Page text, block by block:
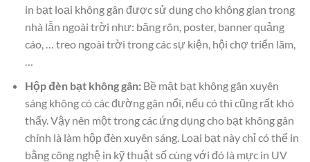
in bạt loại không gân được sử dụng cho không gian trong
nhà lẫn ngoài trời như: băng rôn, poster, banner quảng
cáo, … treo ngoài trời trong các sự kiện, hội chợ triển lãm,
…
Hộp đèn bạt không gân:Bề mặt bạt không gân xuyên
sáng không có các đường gân nổi, nếu có thì cũng rất khó
thấy. Vậy nên một trong các ứng dụng cho bạt không gân
chính là làm hộp đèn xuyên sáng. Loại bạt này chỉ có thể in
bằng công nghệ in kỹ thuật số cùng với đó là mực in UV